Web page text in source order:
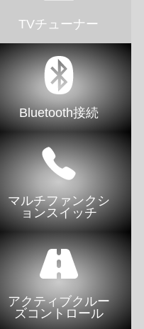
TVチューナー
Bluetooth接続
マルチファンクシ
ョンスイッチ
アクティブクルー
ズコントロール